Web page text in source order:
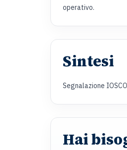
operativo.
Sintesi
Segnalazione
Hai